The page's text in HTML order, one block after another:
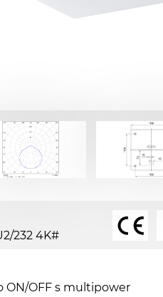
232 4K#
ON/OFF s multipower